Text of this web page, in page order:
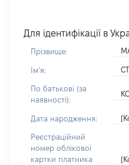
Для ідентифікації в
Прізвище:
Імʼя:
По батькові (за
наявності):
Дата народження:
Реєстраційний
номер облікової
картки платника